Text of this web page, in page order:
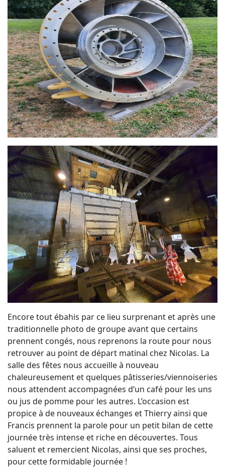
Encore tout ébahis par ce lieu surprenant et après une
traditionnelle photo de groupe avant que certains
prennent congés, nous reprenons la route pour nous
retrouver au point de départ matinal chez Nicolas. La
salle des fêtes nous accueille à nouveau
chaleureusement et quelques pâtisseries/viennoiseries
nous attendent accompagnées d’un café pour les uns
ou jus de pomme pour les autres. L’occasion est
propice à de nouveaux échanges et Thierry ainsi que
Francis prennent la parole pour un petit bilan de cette
journée très intense et riche en découvertes. Tous
saluent et remercient Nicolas, ainsi que ses proches,
pour cette formidable journée !